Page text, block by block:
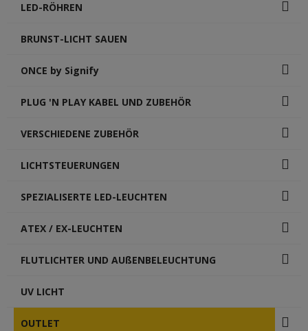
LED-RÖHREN
BRUNST-LICHT SAUEN
ONCE by Signify
PLUG 'N PLAY KABEL UND ZUBEHÖR
VERSCHIEDENE ZUBEHÖR
LICHTSTEUERUNGEN
SPEZIALISERTE LED-LEUCHTEN
ATEX / EX-LEUCHTEN
FLUTLICHTER UND AUßENBELEUCHTUNG
UV LICHT
OUTLET